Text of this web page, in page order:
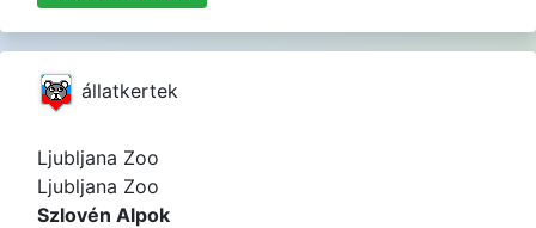
állatkertek
Ljubljana Zoo
Ljubljana Zoo
Szlovén Alpok